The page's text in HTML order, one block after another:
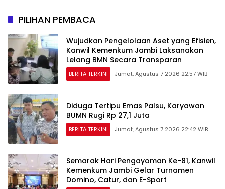
PILIHAN PEMBACA
Wujudkan Pengelolaan Aset yang Efisien,
Kanwil Kemenkum Jambi Laksanakan
Lelang BMN Secara Transparan
BERITA TERKINI Jumat, Agustus 7 2026 22:57 WIB
Diduga Tertipu Emas Palsu, Karyawan
BUMN Rugi Rp 27,1 Juta
BERITA TERKINI Jumat, Agustus 7 2026 22:42 WIB
Semarak Hari Pengayoman Ke-81, Kanwil
Kemenkum Jambi Gelar Turnamen
Domino, Catur, dan E-Sport